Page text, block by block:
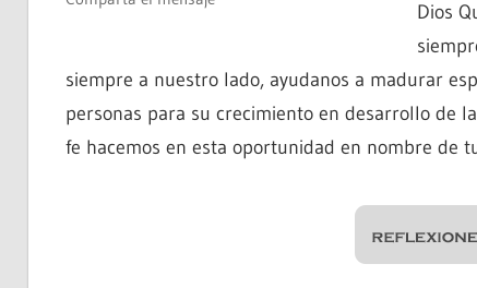
Dios
siempre a nuestro lado, ayudanos a madurar
personas para su crecimiento en desarrollo de
fe hacemos en esta oportunidad en nombre de